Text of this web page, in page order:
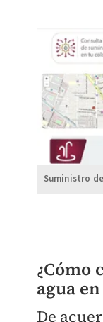
Suministro
¿Cómo
agua
De